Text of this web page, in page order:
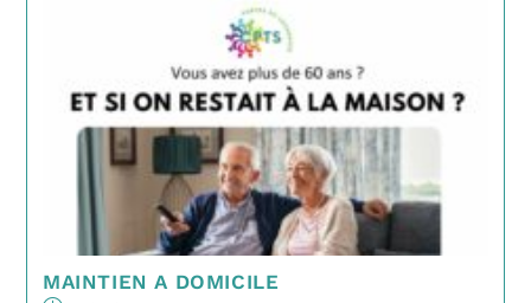
MAINTIEN A DOMICILE